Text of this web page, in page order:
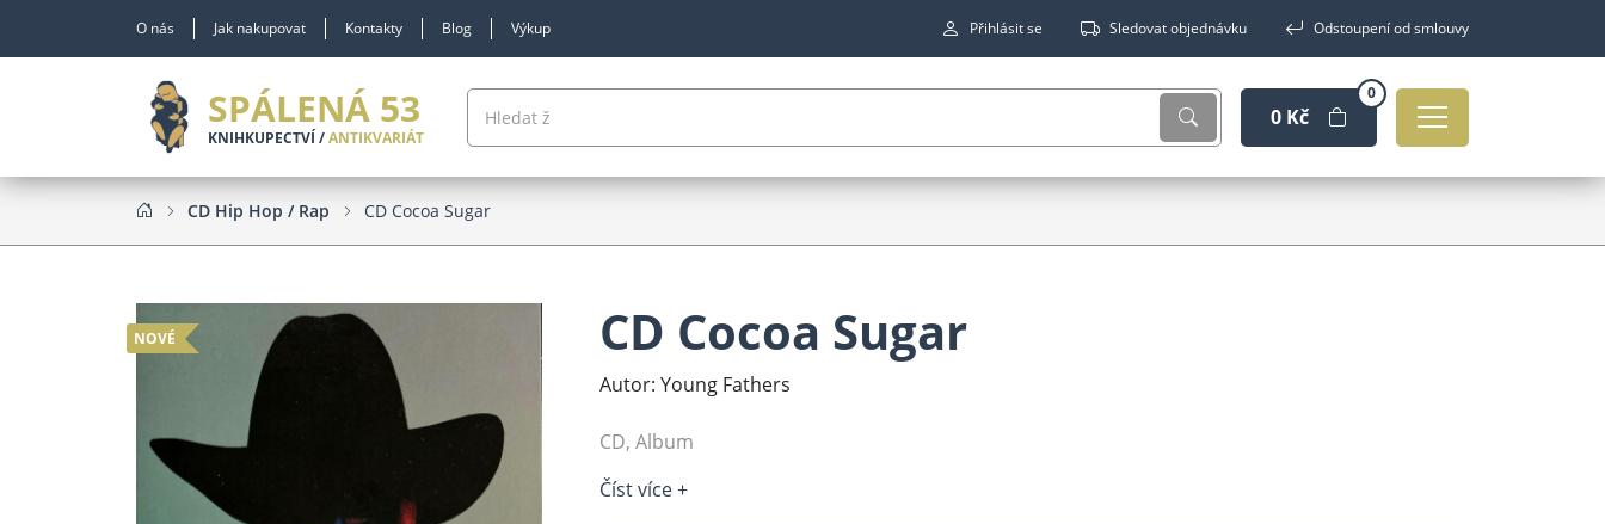
O nás Jak nakupovat Kontakty Blog Výkup Přihlásit se Sledovat objednávku Odstoupení od smlouvy
SPÁLENÁ 53
KNIHKUPECTVÍ /ANTIKVARIÁT
0 Kč
0
CD Hip Hop / Rap CD Cocoa Sugar
NOVÉ CD Cocoa Sugar
Autor: Young Fathers
CD, Album
Číst více +